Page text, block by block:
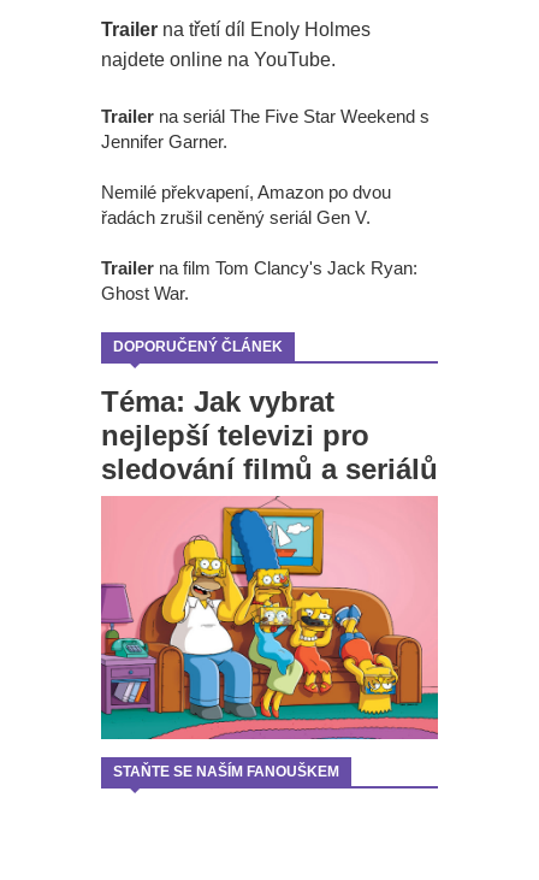
Trailer na třetí díl Enoly Holmes
najdete online na YouTube.
Trailer na seriál The Five Star Weekend s
Jennifer Garner.
Nemilé překvapení, Amazon po dvou
řadách zrušil ceněný seriál Gen V.
Trailer na film Tom Clancy's Jack Ryan:
Ghost War.
DOPORUČENÝ ČLÁNEK
Téma: Jak vybrat
nejlepší televizi pro
sledování filmů a seriálů
STAŇTE SE NAŠÍM FANOUŠKEM